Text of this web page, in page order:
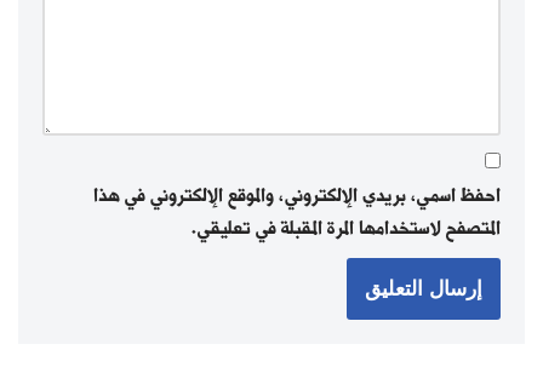
احفظ اسمي، بريدي الإلكتروني، والموقع الإلكتروني في هذا
المتصفح لاستخدامها المرة المقبلة في تعليقي.